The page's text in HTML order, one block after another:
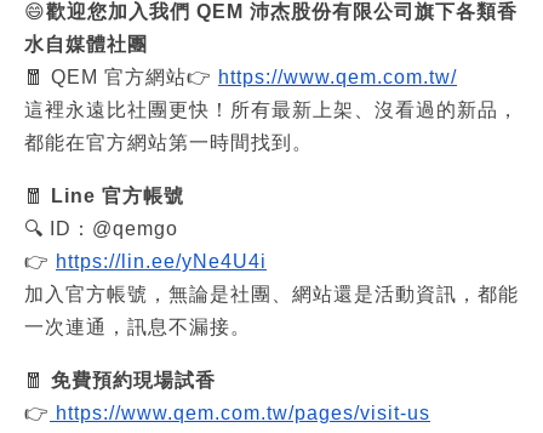
😄歡迎您加入我們 QEM 沛杰股份有限公司旗下各類香
水自媒體社團
🧧 QEM 官方網站👉 https://www.qem.com.tw/
這裡永遠比社團更快！所有最新上架、沒看過的新品，
都能在官方網站第一時間找到。
🧧
Line 官方帳號
🔍 ID：@qemgo
👉 https://lin.ee/yNe4U4i
加入官方帳號，無論是社團、網站還是活動資訊，都能
一次連通，訊息不漏接。
🧧 免費預約現場試香
👉 https://www.qem.com.tw/pages/visit-us